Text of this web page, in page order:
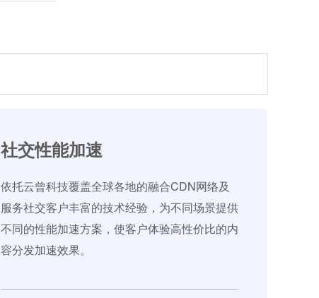
社交性能加速
依托云曾科技覆盖全球各地的融合CDN网络及
服务社交客户丰富的技术经验，为不同场景提供
不同的性能加速方案，使客户体验高性价比的内
容分发加速效果。